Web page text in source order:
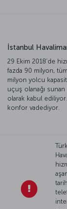
İstanbul
29 Ekim 2018’de
fazda 90 milyon, tüm
milyon yolcu
uçuş olanağı sunan
olarak kabul
konfor vadediyor.